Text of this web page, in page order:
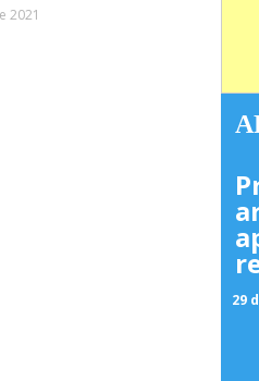
2021
29